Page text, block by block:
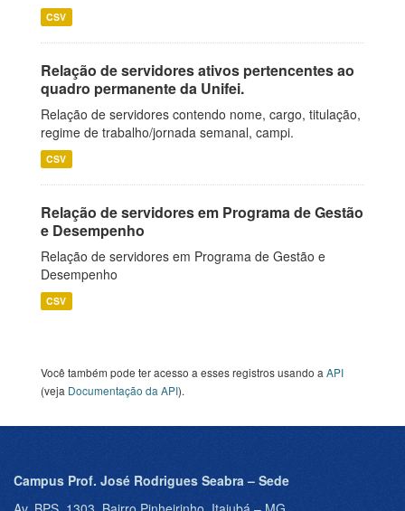
CSV
Relação de servidores ativos pertencentes ao
quadro permanente da Unifei.
Relação de servidores contendo nome, cargo, titulação,
regime de trabalho/jornada semanal, campi.
CSV
Relação de servidores em Programa de Gestão
e Desempenho
Relação de servidores em Programa de Gestão e
Desempenho
CSV
Você também pode ter acesso a esses registros usando a API
(veja Documentação da API).
Campus Prof. José Rodrigues Seabra – Sede